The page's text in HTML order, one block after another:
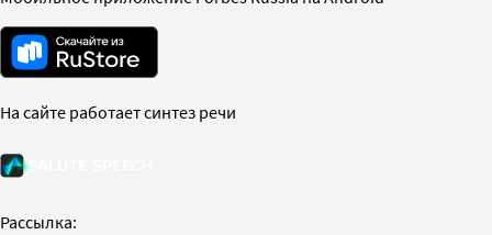
На сайте работает синтез речи
Рассылка: